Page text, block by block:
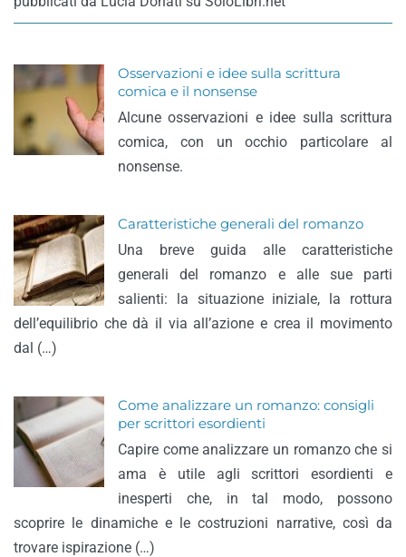
Osservazioni e idee sulla scrittura
comica e il nonsense
Alcune osservazioni e idee sulla scrittura
comica, con un occhio particolare al
nonsense.
Caratteristiche generali del romanzo
Una breve guida alle caratteristiche
generali del romanzo e alle sue parti
salienti: la situazione iniziale, la rottura
dell’equilibrio che dà il via all’azione e crea il movimento
dal (…)
Come analizzare un romanzo: consigli
per scrittori esordienti
Capire come analizzare un romanzo che si
ama è utile agli scrittori esordienti e
inesperti che, in tal modo, possono
scoprire le dinamiche e le costruzioni narrative, così da
trovare ispirazione (…)